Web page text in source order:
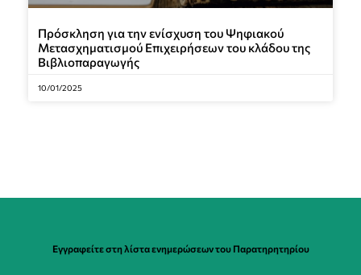
Πρόσκληση για την ενίσχυση του Ψηφιακού
Μετασχηματισμού Επιχειρήσεων του κλάδου της
Βιβλιοπαραγωγής
10/01/2025
Εγγραφείτε στη λίστα ενημερώσεων του Παρατηρητηρίου